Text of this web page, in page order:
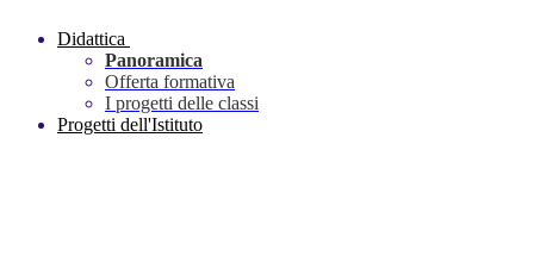
Didattica
Panoramica
Offerta formativa
I progetti delle classi
Progetti dell'Istituto